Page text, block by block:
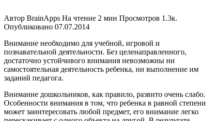
Автор BrainApps На чтение 2 мин Просмотров 1.3к.
Опубликовано 07.07.2014
Внимание необходимо для учебной, игровой и
познавательной деятельности. Без целенаправленного,
достаточно устойчивого внимания невозможны ни
самостоятельная деятельность ребенка, ни выполнение им
заданий педагога.
Внимание дошкольников, как правило, развито очень слабо.
Особенности внимания в том, что ребенка в равной степени
может заинтересовать любой предмет, его внимание легко